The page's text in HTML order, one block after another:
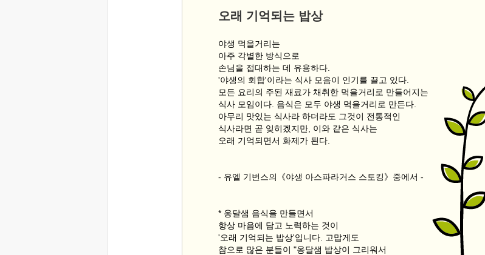
오래 기억되는 밥상
야생 먹을거리는
아주 각별한 방식으로
손님을 접대하는 데 유용하다.
'야생의 회합'이라는 식사 모음이 인기를 끌고 있다.
모든 요리의 주된 재료가 채취한 먹을거리로 만들어지는
식사 모임이다. 음식은 모두 야생 먹을거리로 만든다.
아무리 맛있는 식사라 하더라도 그것이 전통적인
식사라면 곧 잊히겠지만, 이와 같은 식사는
오래 기억되면서 화제가 된다.
- 유엘 기번스의《야생 아스파라거스 스토킹》중에서 -
* 옹달샘 음식을 만들면서
항상 마음에 담고 노력하는 것이
'오래 기억되는 밥상'입니다. 고맙게도
참으로 많은 분들이 "옹달샘 밥상이 그리워서